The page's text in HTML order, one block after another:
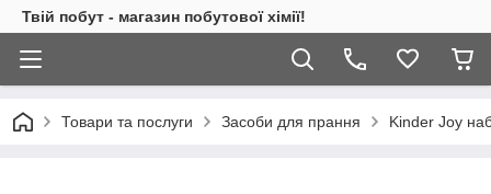
Твій побут - магазин побутової хімії!
Товари та послуги Засоби для прання Kinder Joy